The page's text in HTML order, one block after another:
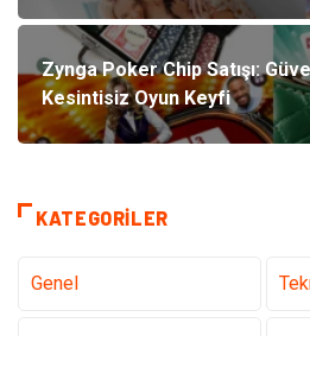
Zynga Poker Chip Satışı:
Kesintisiz Oyun Keyfi
KATEGORILER
Genel